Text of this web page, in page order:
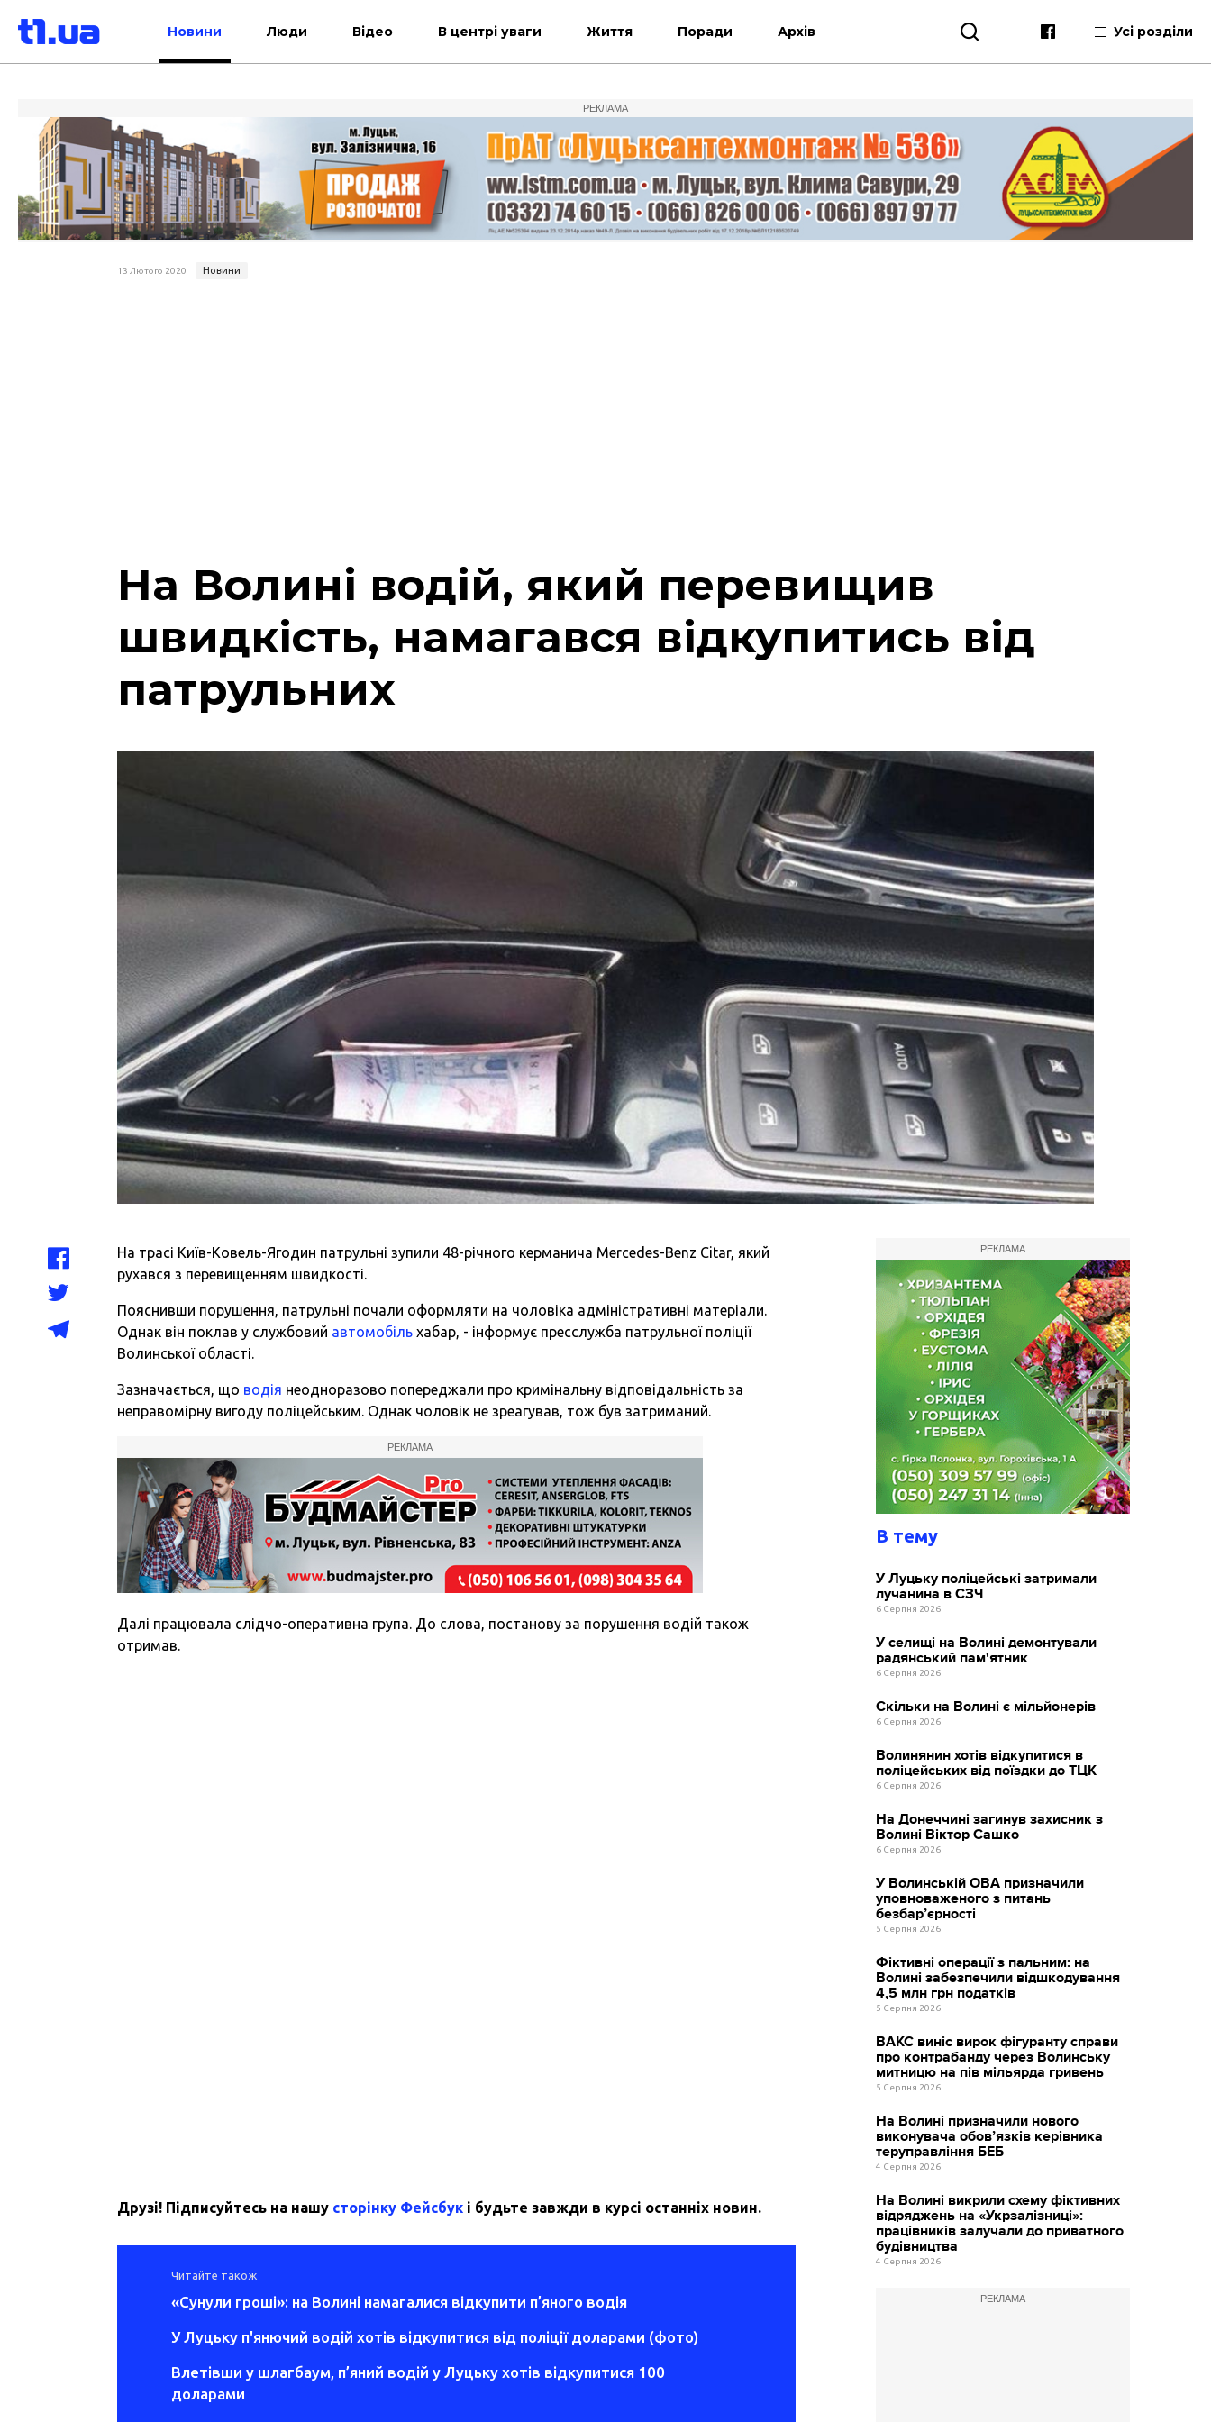
Новини Люди Відео В центрі уваги Життя Поради Архів Усі розділи
РЕКЛАМА
13 Лютого 2020 Новини
На Волині водій, який перевищив
швидкість, намагався відкупитись від
патрульних
На трасі Київ-Ковель-Ягодин патрульні зупили 48-річного керманича Mercedes-Benz Citar, який
рухався з перевищенням швидкості.
Пояснивши порушення, патрульні почали оформляти на чоловіка адміністративні матеріали.
Однак він поклав у службовий автомобіль хабар, - інформує пресслужба патрульної поліції
Волинської області.
Зазначається, що водія неодноразово попереджали про кримінальну відповідальність за
неправомірну вигоду поліцейським. Однак чоловік не зреагував, тож був затриманий.
РЕКЛАМА
Далі працювала слідчо-оперативна група. До слова, постанову за порушення водій також
отримав.
Друзі! Підписуйтесь на нашу сторінку Фейсбук і будьте завжди в курсі останніх новин.
Читайте також
«Сунули гроші»: на Волині намагалися відкупити п’яного водія
У Луцьку п'янючий водій хотів відкупитися від поліції доларами (фото)
Влетівши у шлагбаум, п’яний водій у Луцьку хотів відкупитися 100
доларами
РЕКЛАМА
В тему
У Луцьку поліцейські затримали
лучанина в СЗЧ
6 Серпня 2026
У селищі на Волині демонтували
радянський пам'ятник
6 Серпня 2026
Скільки на Волині є мільйонерів
6 Серпня 2026
Волинянин хотів відкупитися в
поліцейських від поїздки до ТЦК
6 Серпня 2026
На Донеччині загинув захисник з
Волині Віктор Сашко
6 Серпня 2026
У Волинській ОВА призначили
уповноваженого з питань
безбар’єрності
5 Серпня 2026
Фіктивні операції з пальним: на
Волині забезпечили відшкодування
4,5 млн грн податків
5 Серпня 2026
ВАКС виніс вирок фігуранту справи
про контрабанду через Волинську
митницю на пів мільярда гривень
5 Серпня 2026
На Волині призначили нового
виконувача обов’язків керівника
теруправління БЕБ
4 Серпня 2026
На Волині викрили схему фіктивних
відряджень на «Укрзалізниці»:
працівників залучали до приватного
будівництва
4 Серпня 2026
РЕКЛАМА